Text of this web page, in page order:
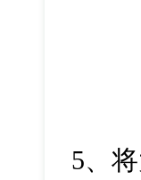
5、